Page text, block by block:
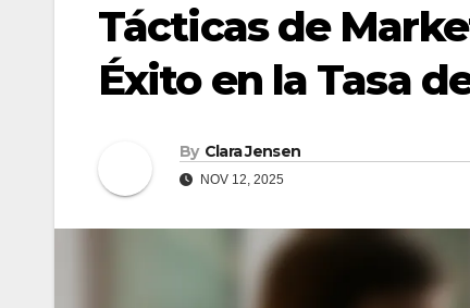
Tácticas de
Éxito en la Tasa
By Clara Jensen
NOV 12, 2025